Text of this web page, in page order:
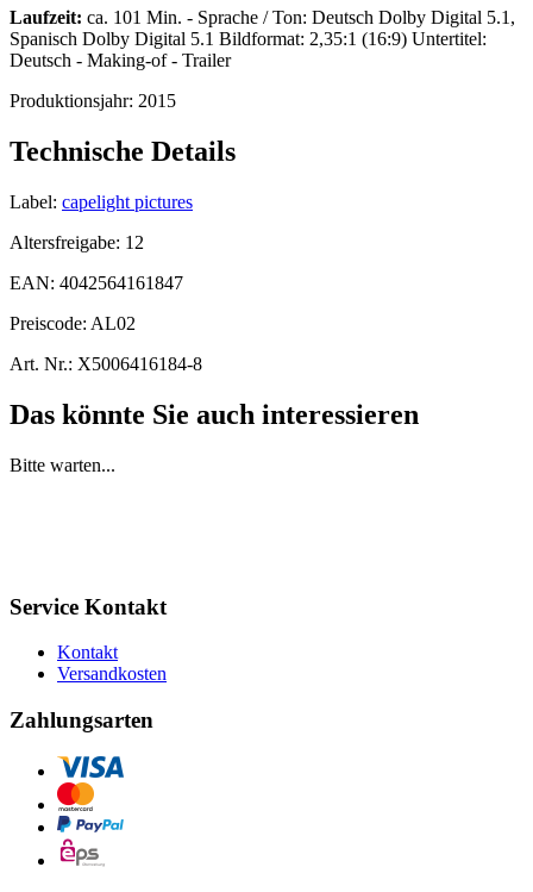
Laufzeit: ca. 101 Min. - Sprache / Ton: Deutsch Dolby Digital 5.1,
Spanisch Dolby Digital 5.1 Bildformat: 2,35:1 (16:9) Untertitel:
Deutsch - Making-of - Trailer
Produktionsjahr: 2015
Technische Details
Label: capelight pictures
Altersfreigabe: 12
EAN: 4042564161847
Preiscode: AL02
Art. Nr.: X5006416184-8
Das könnte Sie auch interessieren
Bitte warten...
Service Kontakt
Kontakt
Versandkosten
Zahlungsarten